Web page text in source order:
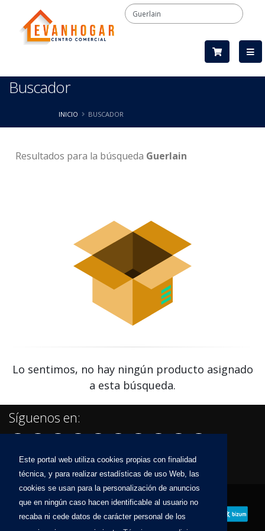
Este portal web utiliza cookies propias con finalidad
técnica, y para realizar estadísticas de uso Web, las
cookies se usan para la personalización de anuncios
que en ningún caso hacen identificable al usuario no
recaba ni cede datos de carácter personal de los
Buscador
INICIO BUSCADOR
Resultados para la búsqueda Guerlain
Lo sentimos, no hay ningún producto asignado
a esta búsqueda.
Síguenos en: